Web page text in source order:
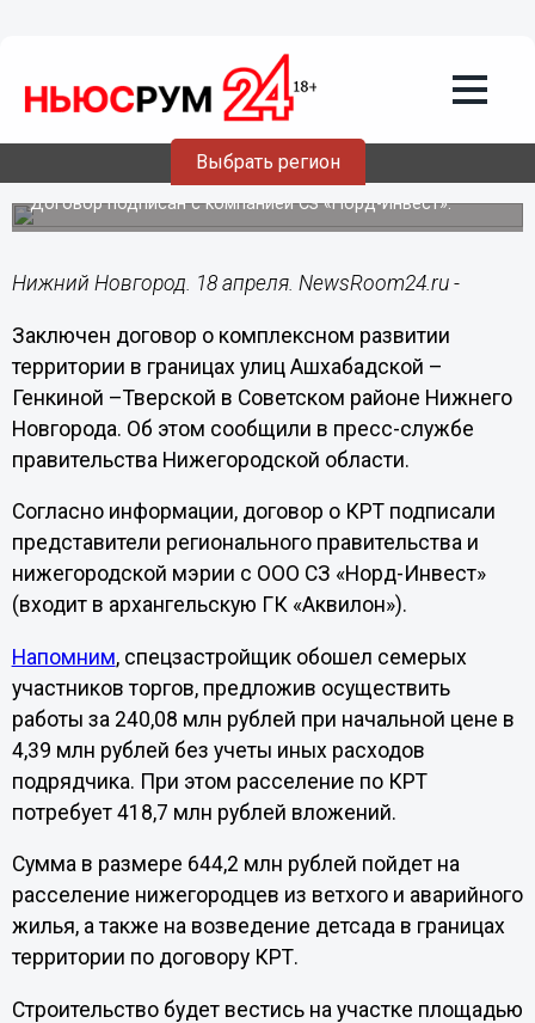
Выбрать регион
Заключен договор о КРТ в районе
улицы Ашхабадской в Нижнем
Договор подписан с компанией СЗ «Норд-Инвест».
Нижний Новгород. 18 апреля. NewsRoom24.ru -
Заключен договор о комплексном развитии
территории в границах улиц Ашхабадской –
Генкиной –Тверской в Советском районе Нижнего
Новгорода. Об этом сообщили в пресс-службе
правительства Нижегородской области.
Согласно информации, договор о КРТ подписали
представители регионального правительства и
нижегородской мэрии с ООО СЗ «Норд-Инвест»
(входит в архангельскую ГК «Аквилон»).
Напомним, спецзастройщик обошел семерых
участников торгов, предложив осуществить
работы за 240,08 млн рублей при начальной цене в
4,39 млн рублей без учеты иных расходов
подрядчика. При этом расселение по КРТ
потребует 418,7 млн рублей вложений.
Сумма в размере 644,2 млн рублей пойдет на
расселение нижегородцев из ветхого и аварийного
жилья, а также на возведение детсада в границах
территории по договору КРТ.
Строительство будет вестись на участке площадью